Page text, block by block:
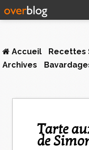
Accueil Recettes
Archives
Tarte aux pleurotes-recette
de